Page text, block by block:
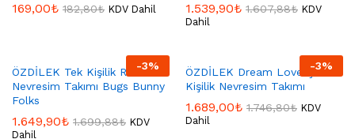
169,00₺ 182,80₺ KDV Dahil 1.539,90₺ 1.607,88₺ KDV
Dahil
-3%
ÖZDİLEK Tek Kişilik Ranforce
Nevresim Takımı Bugs Bunny
Folks
1.649,90₺ 1.699,88₺ KDV
Dahil
-3%
ÖZDİLEK Dream Love Çift
Kişilik Nevresim Takımı
1.689,00₺ 1.746,80₺ KDV
Dahil